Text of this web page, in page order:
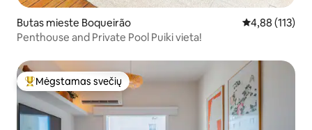
Butas mieste Boqueirão Vidutinis
4,88 (113)
Penthouse and Private Pool Puiki vieta!
Svečių mėgstamiausias
Mėgstamas svečių